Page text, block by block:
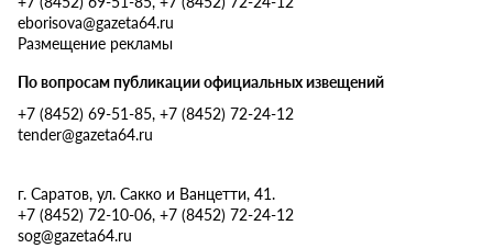
eborisova@gazeta64.ru
Размещение рекламы
По вопросам публикации официальных извещений
+7 (8452) 69-51-85, +7 (8452) 72-24-12
tender@gazeta64.ru
г. Саратов, ул. Сакко и Ванцетти, 41.
+7 (8452) 72-10-06, +7 (8452) 72-24-12
sog@gazeta64.ru